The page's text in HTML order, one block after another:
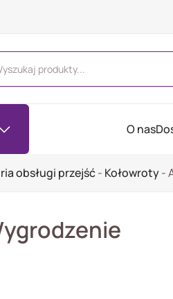
O nas
obsługi przejść- Kołowroty-